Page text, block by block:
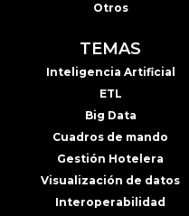
Otros
TEMAS
Inteligencia Artificial
ETL
Big Data
Cuadros de mando
Gestión Hotelera
Visualización de datos
Interoperabilidad